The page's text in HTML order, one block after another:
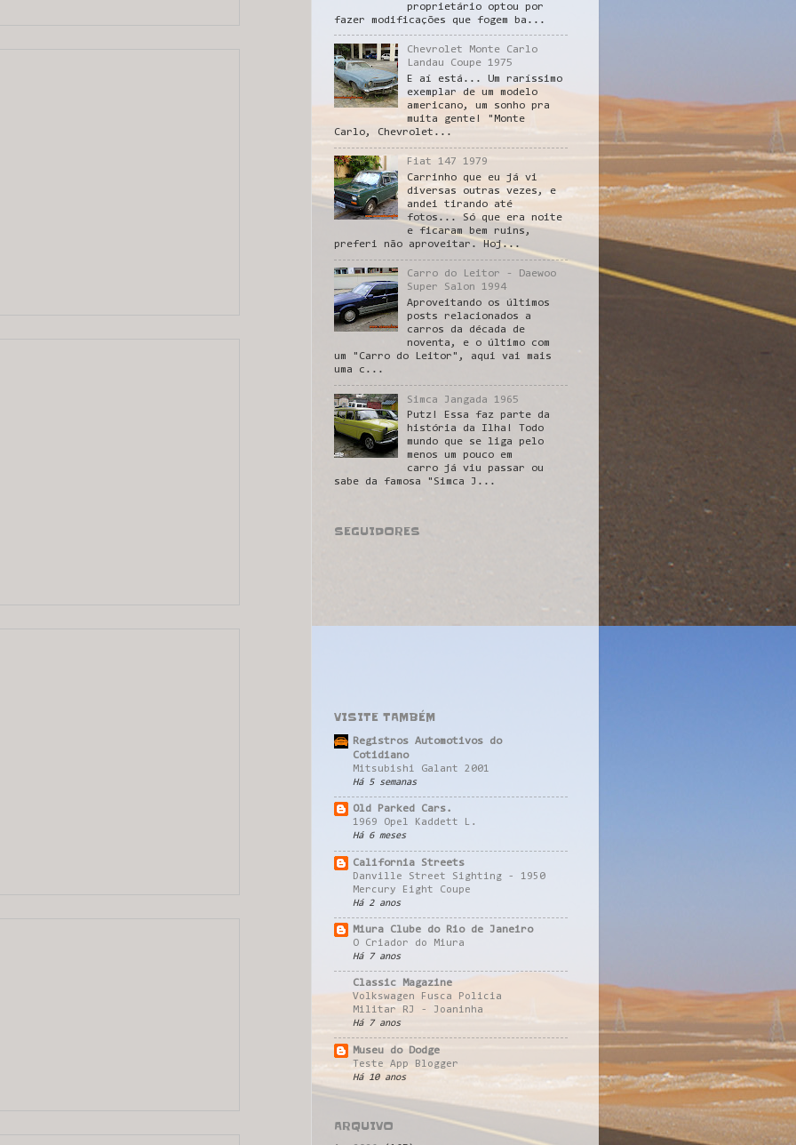
proprietário optou por
fazer modificações que fogem ba...
Chevrolet Monte Carlo
Landau Coupe 1975
E aí está... Um raríssimo
exemplar de um modelo
americano, um sonho pra
muita gente! "Monte
Carlo, Chevrolet...
Fiat 147 1979
Carrinho que eu já vi
diversas outras vezes, e
andei tirando até
fotos... Só que era noite
e ficaram bem ruins,
preferi não aproveitar. Hoj...
Carro do Leitor - Daewoo
Super Salon 1994
Aproveitando os últimos
posts relacionados a
carros da década de
noventa, e o último com
um "Carro do Leitor", aqui vai mais
uma c...
Simca Jangada 1965
Putz! Essa faz parte da
história da Ilha! Todo
mundo que se liga pelo
menos um pouco em
carro já viu passar ou
sabe da famosa "Simca J...
SEGUIDORES
VISITE TAMBÉM
Registros Automotivos do
Cotidiano
Mitsubishi Galant 2001
Há 5 semanas
Old Parked Cars.
1969 Opel Kaddett L.
Há 6 meses
California Streets
Danville Street Sighting - 1950
Mercury Eight Coupe
Há 2 anos
Miura Clube do Rio de Janeiro
O Criador do Miura
Há 7 anos
Classic Magazine
Volkswagen Fusca Policia
Militar RJ - Joaninha
Há 7 anos
Museu do Dodge
Teste App Blogger
Há 10 anos
ARQUIVO